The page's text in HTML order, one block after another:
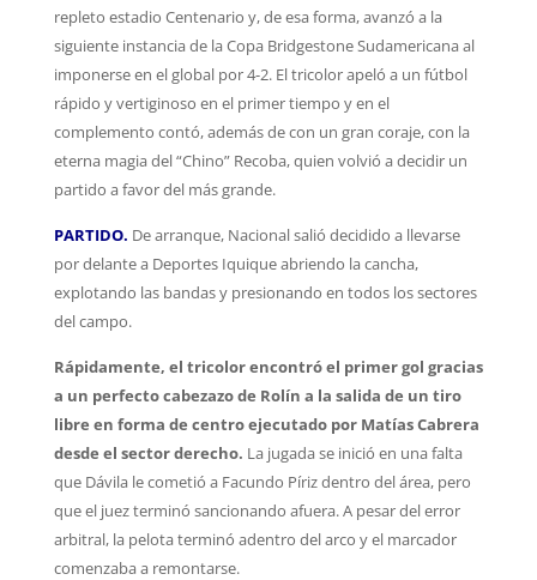
repleto estadio Centenario y, de esa forma, avanzó a la
siguiente instancia de la Copa Bridgestone Sudamericana al
imponerse en el global por 4-2. El tricolor apeló a un fútbol
rápido y vertiginoso en el primer tiempo y en el
complemento contó, además de con un gran coraje, con la
eterna magia del “Chino” Recoba, quien volvió a decidir un
partido a favor del más grande.
PARTIDO. De arranque, Nacional salió decidido a llevarse
por delante a Deportes Iquique abriendo la cancha,
explotando las bandas y presionando en todos los sectores
del campo.
Rápidamente, el tricolor encontró el primer gol gracias
a un perfecto cabezazo de Rolín a la salida de un tiro
libre en forma de centro ejecutado por Matías Cabrera
desde el sector derecho. La jugada se inició en una falta
que Dávila le cometió a Facundo Píriz dentro del área, pero
que el juez terminó sancionando afuera. A pesar del error
arbitral, la pelota terminó adentro del arco y el marcador
comenzaba a remontarse.